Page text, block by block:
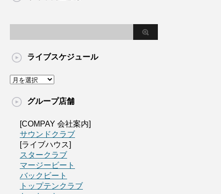
ライブスケジュール
グループ店舗
[COMPAY 会社案内]
サウンドクラブ
[ライブハウス]
スタークラブ
マージービート
バックビート
トップテンクラブ